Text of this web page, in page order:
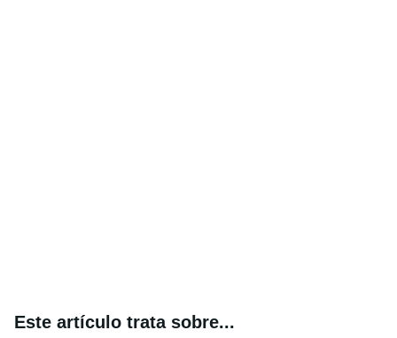
Este artículo trata sobre...